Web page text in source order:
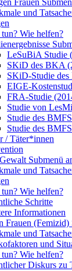
Frauen
und
tun? Wie helfen?
LeSuBiA Studie
SKiD des BKA
SKiD-Studie
EIGE-
FRA-Studie
Studie von
Studie des
Studie des
/ Täter*innen
Submenü
und
tun? Wie helfen?
Schritte
Informationen
Frauen (Femizid)
und
und
tun? Wie helfen?
Diskurs zu